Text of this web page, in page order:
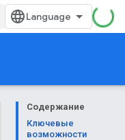
Содержание
Ключевые
возможности